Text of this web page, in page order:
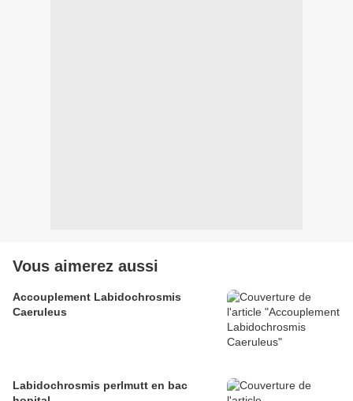
Vous aimerez aussi
Accouplement Labidochrosmis
Caeruleus
Labidochrosmis perlmutt en bac